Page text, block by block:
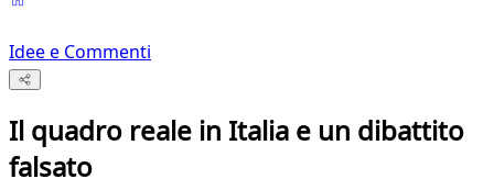
Idee e Commenti
Il quadro reale in Italia e un dibattito
falsato